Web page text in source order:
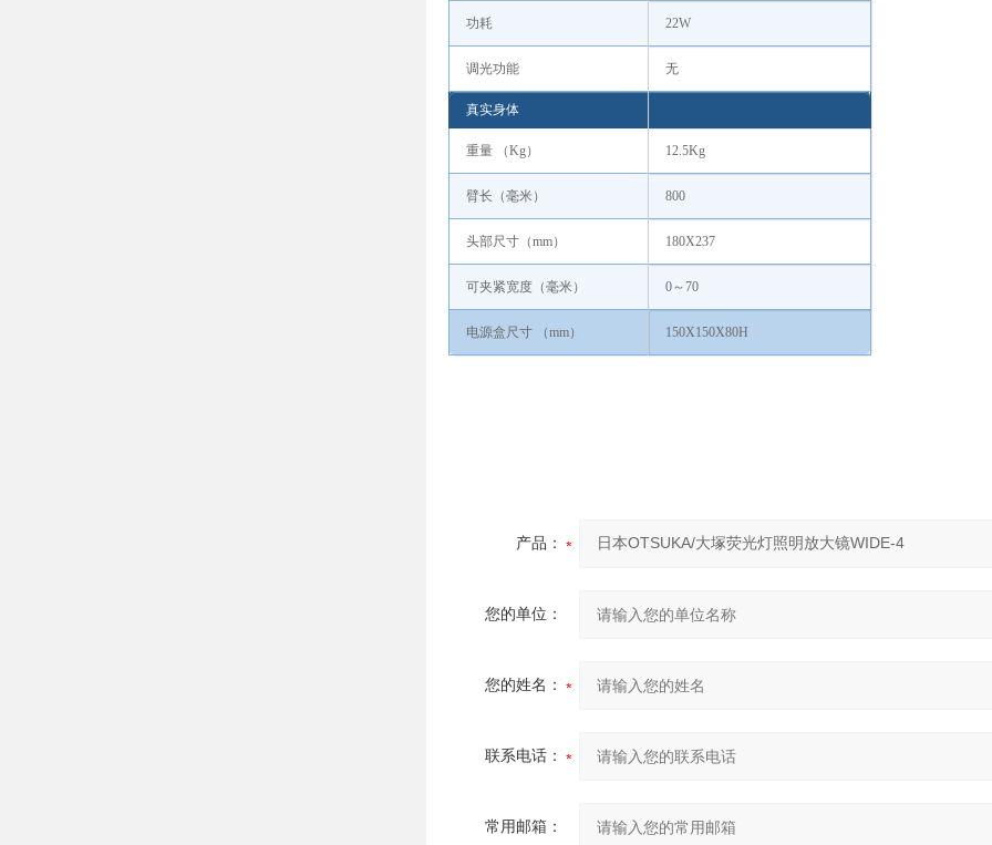
功耗 22W
调光功能 无
真实身体
重量 （Kg） 12.5Kg
臂长（毫米） 800
头部尺寸（mm） 180X237
可夹紧宽度（毫米） 0～70
电源盒尺寸 （mm） 150X150X80H
产品：
您的单位：
您的姓名：
联系电话：
常用邮箱：